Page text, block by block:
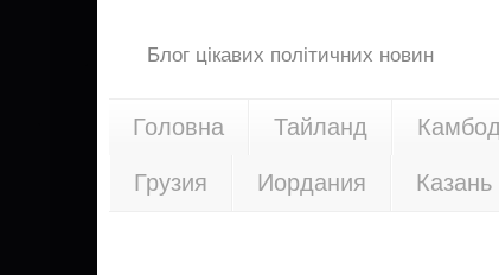
Блог цікавих політичних новин
Головна Тайланд
Грузия Иордания Казань